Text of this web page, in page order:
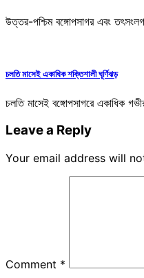
উত্তর-পশ্চিম বঙ্গোপসাগর এবং
চলতি মাসেই একাধিক শক্তিশালী ঘূর্ণিঝড়
চলতি মাসেই বঙ্গোপসাগরে একাধিক
Leave a Reply
Your email address will
Comment *